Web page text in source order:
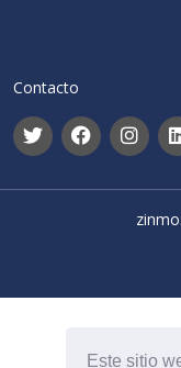
Este sitio
Contacto